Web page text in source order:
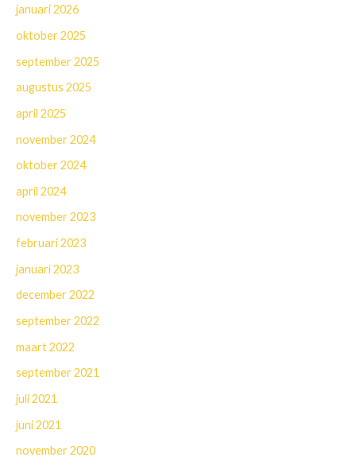
januari 2026
oktober 2025
september 2025
augustus 2025
april 2025
november 2024
oktober 2024
april 2024
november 2023
februari 2023
januari 2023
december 2022
september 2022
maart 2022
september 2021
juli 2021
juni 2021
november 2020